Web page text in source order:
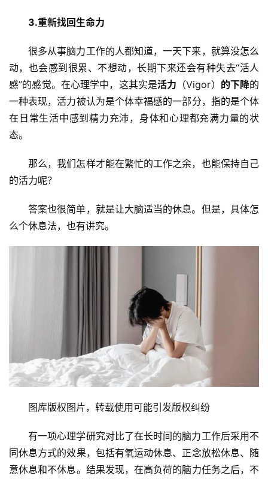
页
列
表
更
多
投稿
3.重新找回生命力
很多从事脑力工作的人都知道，一天下来，就算没怎么
动，也会感到很累、不想动，长期下来还会有种失去“活人
感”的感觉。在心理学中，这其实是活力 （Vigor） 的下降的
一种表现，活力被认为是个体幸福感的一部分，指的是个体
在日常生活中感到精力充沛，身体和心理都充满力量的状
态。
那么，我们怎样才能在繁忙的工作之余，也能保持自己
的活力呢？
答案也很简单，就是让大脑适当的休息。但是，具体怎
么个休息法，也有讲究。
图库版权图片，转载使用可能引发版权纠纷
有一项心理学研究对比了在长时间的脑力工作后采用不
同休息方式的效果，包括有氧运动休息、正念放松休息、随
意休息和不休息。结果发现，在高负荷的脑力任务之后，不